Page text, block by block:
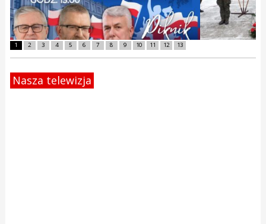
1 2 3 4 5 6 7 8 9 10 11 12 13
Nasza telewizja